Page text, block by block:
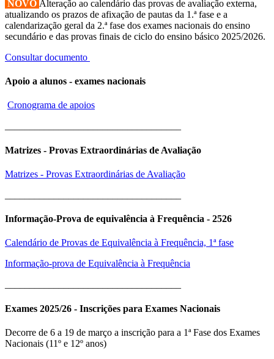
NOVO Alteração ao calendário das provas de avaliação externa,
atualizando os prazos de afixação de pautas da 1.ª fase e a
calendarização geral da 2.ª fase dos exames nacionais do ensino
secundário e das provas finais de ciclo do ensino básico 2025/2026.
Consultar documento
Apoio a alunos - exames nacionais
Cronograma de apoios
Matrizes - Provas Extraordinárias de Avaliação
Matrizes - Provas Extraordinárias de Avaliação
Informação-Prova de equivalência à Frequência - 2526
Calendário de Provas de Equivalência à Frequência, 1ª fase
Informação-prova de Equivalência à Frequência
Exames 2025/26 - Inscrições para Exames Nacionais
Decorre de 6 a 19 de março a inscrição para a 1ª Fase dos Exames
Nacionais (11º e 12º anos)